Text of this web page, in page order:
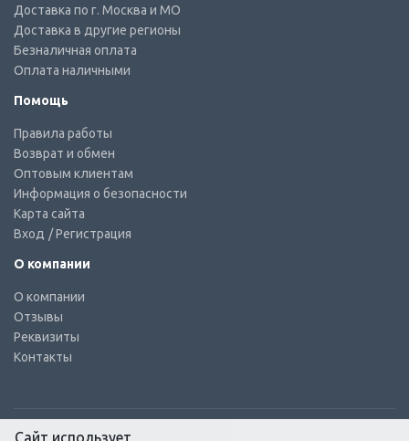
Доставка по г. Москва и МО
Доставка в другие регионы
Безналичная оплата
Оплата наличными
Помощь
Правила работы
Возврат и обмен
Оптовым клиентам
Информация о безопасности
Карта сайта
Вход / Регистрация
О компании
О компании
Отзывы
Реквизиты
Контакты
Сайт использует